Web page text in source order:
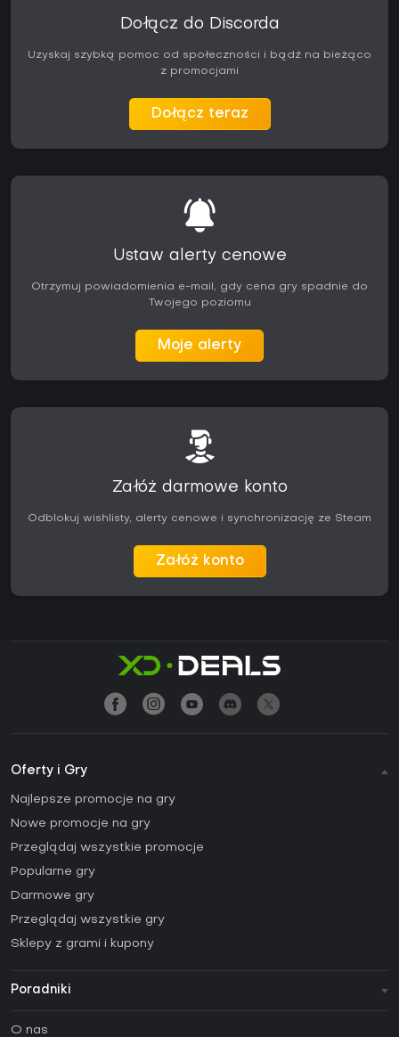
Dołącz do Discorda
Uzyskaj szybką pomoc od społeczności i bądź na bieżąco
z promocjami
Dołącz teraz
Ustaw alerty cenowe
Otrzymuj powiadomienia e-mail, gdy cena gry spadnie do
Twojego poziomu
Moje alerty
Załóż darmowe konto
Odblokuj wishlisty, alerty cenowe i synchronizację ze Steam
Załóż konto
Oferty i Gry
Najlepsze promocje na gry
Nowe promocje na gry
Przeglądaj wszystkie promocje
Popularne gry
Darmowe gry
Przeglądaj wszystkie gry
Sklepy z grami i kupony
Poradniki
O nas